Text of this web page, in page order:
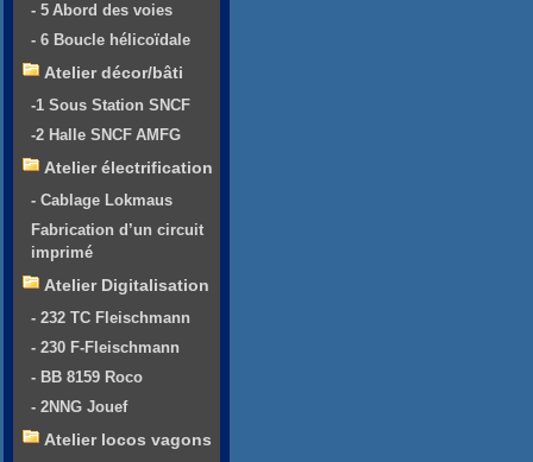
- 5 Abord des voies
- 6 Boucle hélicoïdale
Atelier décor/bâti
-1 Sous Station SNCF
-2 Halle SNCF AMFG
Atelier électrification
- Cablage Lokmaus
Fabrication d’un circuit
imprimé
Atelier Digitalisation
- 232 TC Fleischmann
- 230 F-Fleischmann
- BB 8159 Roco
- 2NNG Jouef
Atelier locos vagons